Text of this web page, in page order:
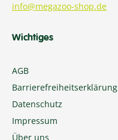
info@megazoo-shop.de
Wichtiges
AGB
Barrierefreiheitserklärung
Datenschutz
Impressum
Über uns